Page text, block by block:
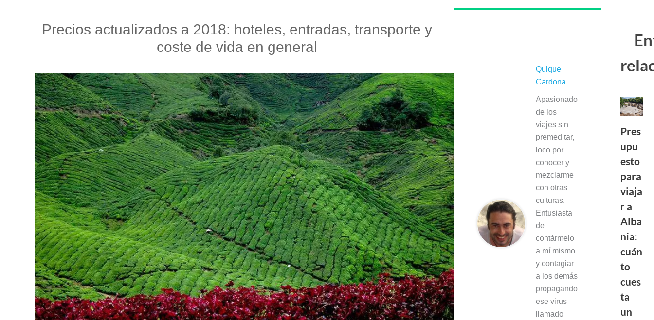
Precios actualizados a 2018: hoteles, entradas, transporte y
coste de vida en general
Quique
Cardona
Apasionado
de los
viajes sin
premeditar,
loco por
conocer y
mezclarme
con otras
culturas.
Entusiasta
de
contármelo
a mí mismo
y contagiar
a los demás
propagando
ese virus
llamado
Pres
upu
esto
para
viaja
r a
Alba
nia:
cuán
to
cues
ta
un